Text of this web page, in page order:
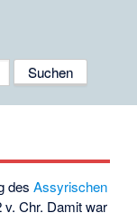
desAssyrischen
v. Chr. Damit war